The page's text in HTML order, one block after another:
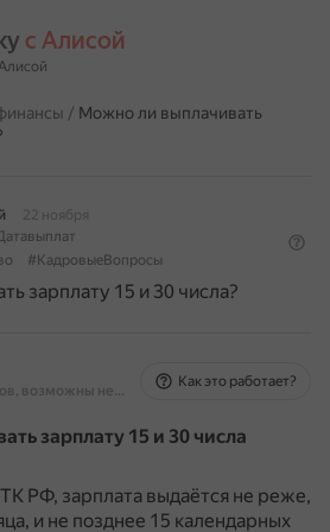
с Алисой
/ Можно ли выплачивать
22 ноября
#КадровыеВопросы
зарплату 15 и 30 числа?
На основе источников, возможны неточности
Как это работает?
зарплату 15 и 30 числа
РФ, зарплата выдаётся не реже,
и не позднее 15 календарных